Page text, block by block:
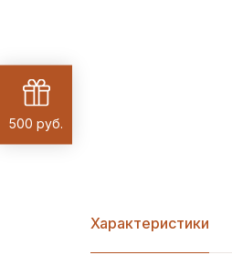
Характеристики
500 руб.